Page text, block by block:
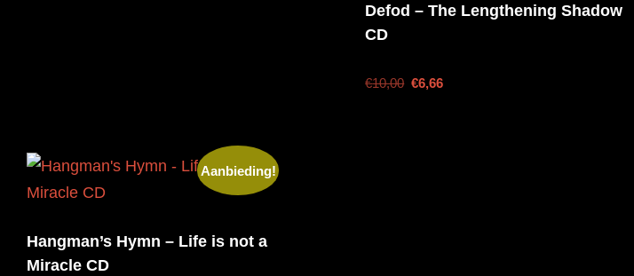
Defod – The Lengthening Shadow
CD
€10,00 €6,66
Aanbieding!
Hangman’s Hymn – Life is not a
Miracle CD